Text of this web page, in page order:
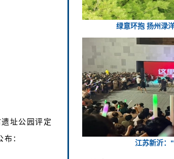
址公园评定
：
绿意环抱 扬州渌
江苏新沂：